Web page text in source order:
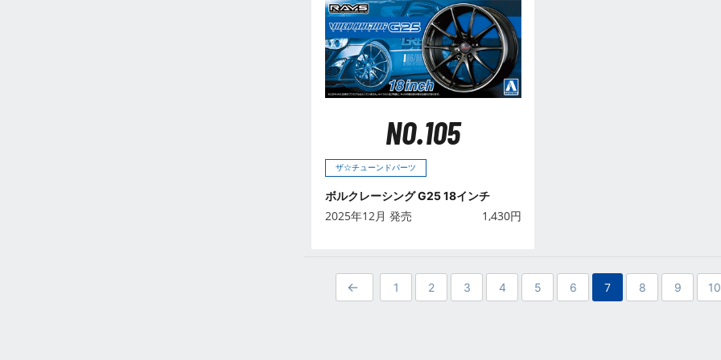
NO.105
ザ☆チューンドパーツ
ボルクレーシング G25 18インチ
2025年12月 発売 1,430円
1 2 3 4 5 6 7 8 9 10